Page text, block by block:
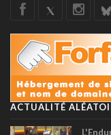
ACTUALITÉ